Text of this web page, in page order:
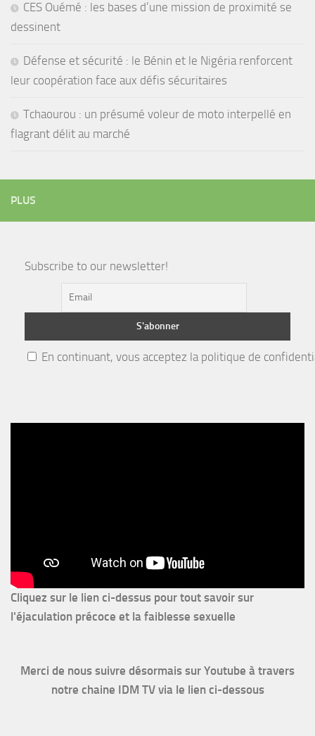
CES Ouémé : les bases d’une mission de proximité se
dessinent
Défense et sécurité : le Bénin et le Nigéria renforcent
leur coopération face aux défis sécuritaires
Tchaourou : un présumé voleur de moto interpellé en
flagrant délit au marché
PLUS
Subscribe to our newsletter!
En continuant, vous acceptez la politique de
Cliquez sur le lien ci-dessus pour tout savoir sur
l'éjaculation précoce et la faiblesse sexuelle
Merci de nous suivre désormais sur Youtube à travers
notre chaine IDM TV via le lien ci-dessous